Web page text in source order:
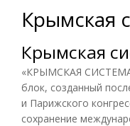
Крымская
Крымская
«КРЫМСКАЯ
блок, созданный
и Парижского
сохранение